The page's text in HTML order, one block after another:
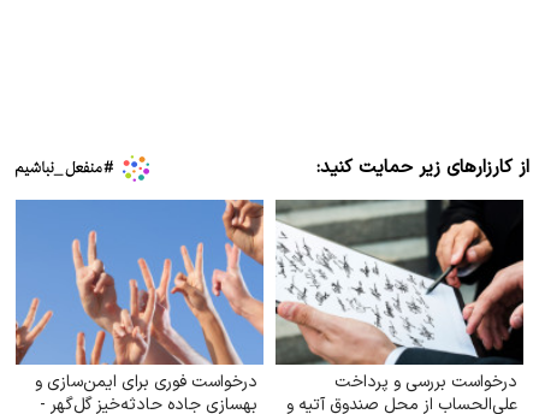
از کارزارهای زیر حمایت کنید:
درخواست بررسی و پرداخت
علی‌الحساب از محل صندوق آتیه و
درخواست فوری برای ایمن‌سازی و
بهسازی جاده حادثه‌خیز گل‌گهر -